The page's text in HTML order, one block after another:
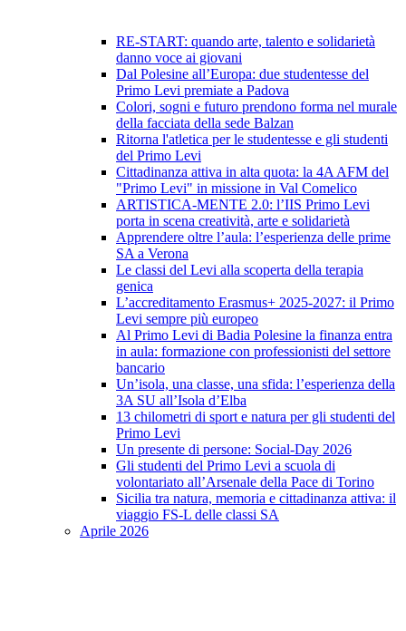
RE-START: quando arte, talento e solidarietà
danno voce ai giovani
Dal Polesine all’Europa: due studentesse del
Primo Levi premiate a Padova
Colori, sogni e futuro prendono forma nel murale
della facciata della sede Balzan
Ritorna l'atletica per le studentesse e gli studenti
del Primo Levi
Cittadinanza attiva in alta quota: la 4A AFM del
"Primo Levi" in missione in Val Comelico
ARTISTICA-MENTE 2.0: l’IIS Primo Levi
porta in scena creatività, arte e solidarietà
Apprendere oltre l’aula: l’esperienza delle prime
SA a Verona
Le classi del Levi alla scoperta della terapia
genica
L’accreditamento Erasmus+ 2025-2027: il Primo
Levi sempre più europeo
Al Primo Levi di Badia Polesine la finanza entra
in aula: formazione con professionisti del settore
bancario
Un’isola, una classe, una sfida: l’esperienza della
3A SU all’Isola d’Elba
13 chilometri di sport e natura per gli studenti del
Primo Levi
Un presente di persone: Social-Day 2026
Gli studenti del Primo Levi a scuola di
volontariato all’Arsenale della Pace di Torino
Sicilia tra natura, memoria e cittadinanza attiva: il
viaggio FS-L delle classi SA
Aprile 2026